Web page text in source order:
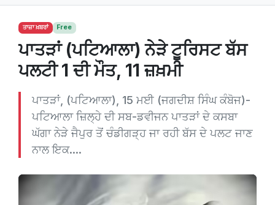
ਤਾਜ਼ਾ ਖ਼ਬਰਾਂ Free
ਪਾਤੜਾਂ (ਪਟਿਆਲਾ) ਨੇੜੇ ਟੂਰਿਸਟ ਬੱਸ
ਪਲਟੀ 1 ਦੀ ਮੌਤ, 11 ਜ਼ਖ਼ਮੀ
ਪਾਤੜਾਂ, (ਪਟਿਆਲਾ), 15 ਮਈ (ਜਗਦੀਸ਼ ਸਿੰਘ ਕੰਬੋਜ)-
ਪਟਿਆਲਾ ਜ਼ਿਲ੍ਹੇ ਦੀ ਸਬ-ਡਵੀਜਨ ਪਾਤੜਾਂ ਦੇ ਕਸਬਾ
ਘੱਗਾ ਨੇੜੇ ਜੈਪੁਰ ਤੋਂ ਚੰਡੀਗੜ੍ਹ ਜਾ ਰਹੀ ਬੱਸ ਦੇ ਪਲਟ ਜਾਣ
ਨਾਲ ਇਕ....